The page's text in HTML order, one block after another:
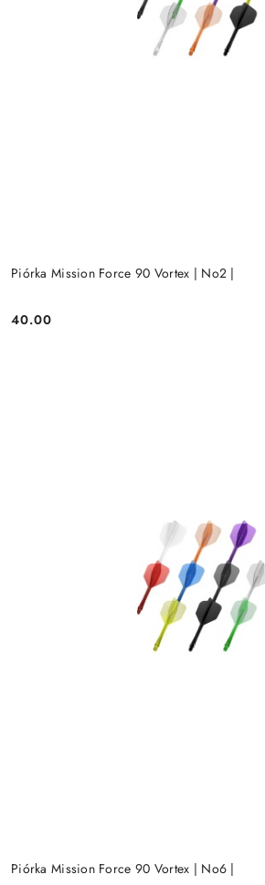
Piórka Mission Force 90 Vortex | No2 |
Cena:
40.00
Piórka Mission Force 90 Vortex | No6 |